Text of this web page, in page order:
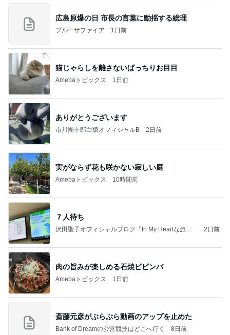
広島原爆の日 市長の言葉に動揺する総理
ブルーサファイア 1日前
猫じゃらしを離さないぱっちりお目目
Amebaトピックス 1日前
ありがとうございます
市川團十郎白猿オフィシャルB 2日前
実がならず花も咲かない寂しい庭
Amebaトピックス 10時間前
７人待ち
沢田聖子オフィシャルブログ「In My Heartな旅日
2日前
肉の旨みが楽しめる石焼ビビンバ
Amebaトピックス 1日前
斎藤元彦がぶらぶら動画のアップを止めた
Bank of Dreamの公営競技はどこへ行く 8日前